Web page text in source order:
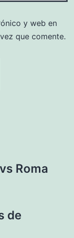
y web en
que comente.
Roma
de